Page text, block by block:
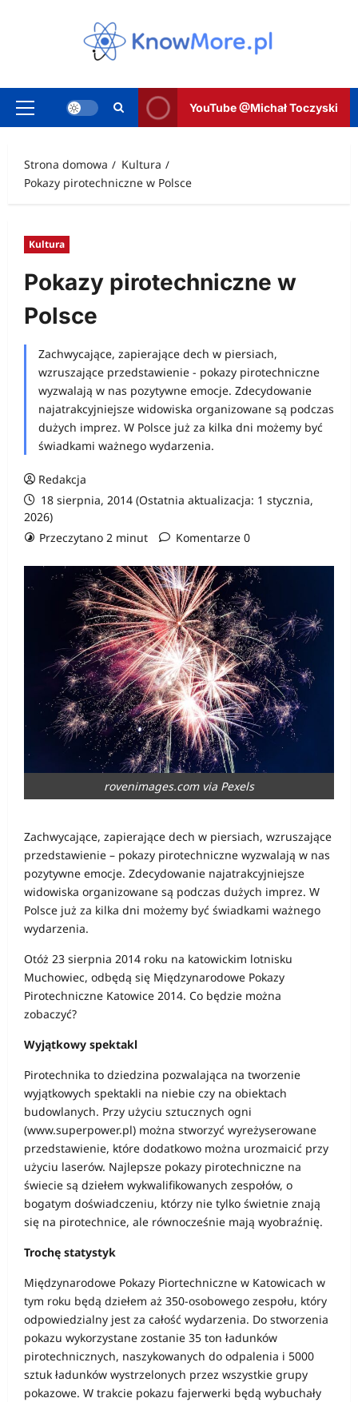
Menu
YouTube @Michał Toczyski
Strona domowa
Kultura
Pokazy pirotechniczne w Polsce
Kultura
Pokazy pirotechniczne w
Polsce
Zachwycające, zapierające dech w piersiach,
wzruszające przedstawienie - pokazy pirotechniczne
wyzwalają w nas pozytywne emocje. Zdecydowanie
najatrakcyjniejsze widowiska organizowane są podczas
dużych imprez. W Polsce już za kilka dni możemy być
świadkami ważnego wydarzenia.
Redakcja
18 sierpnia, 2014 (Ostatnia aktualizacja: 1 stycznia,
2026)
Przeczytano 2 minut
Komentarze 0
rovenimages.com via Pexels
Zachwycające, zapierające dech w piersiach, wzruszające
przedstawienie – pokazy pirotechniczne wyzwalają w nas
pozytywne emocje. Zdecydowanie najatrakcyjniejsze
widowiska organizowane są podczas dużych imprez. W
Polsce już za kilka dni możemy być świadkami ważnego
wydarzenia.
Otóż 23 sierpnia 2014 roku na katowickim lotnisku
Muchowiec, odbędą się Międzynarodowe Pokazy
Pirotechniczne Katowice 2014. Co będzie można
zobaczyć?
Wyjątkowy spektakl
Pirotechnika to dziedzina pozwalająca na tworzenie
wyjątkowych spektakli na niebie czy na obiektach
budowlanych. Przy użyciu sztucznych ogni
(www.superpower.pl) można stworzyć wyreżyserowane
przedstawienie, które dodatkowo można urozmaicić przy
użyciu laserów. Najlepsze pokazy pirotechniczne na
świecie są dziełem wykwalifikowanych zespołów, o
bogatym doświadczeniu, którzy nie tylko świetnie znają
się na pirotechnice, ale równocześnie mają wyobraźnię.
Trochę statystyk
Międzynarodowe Pokazy Piortechniczne w Katowicach w
tym roku będą dziełem aż 350-osobowego zespołu, który
odpowiedzialny jest za całość wydarzenia. Do stworzenia
pokazu wykorzystane zostanie 35 ton ładunków
pirotechnicznych, naszykowanych do odpalenia i 5000
sztuk ładunków wystrzelonych przez wszystkie grupy
pokazowe. W trakcie pokazu fajerwerki będą wybuchały